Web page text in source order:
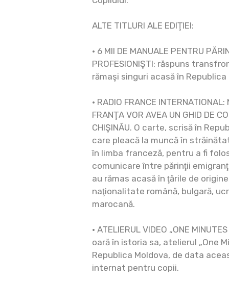
ALTE TITLURI ALE EDIŢIEI:
• 6 MII DE MANUALE PENTRU
PROFESIONIŞTI: răspuns
rămaşi singuri acasă în
• RADIO FRANCE
FRANŢA VOR AVEA UN GHID DE
CHIŞINĂU. O carte, scrisă în
care pleacă la muncă în
în limba franceză, pentru a fi
comunicare între părinţii
au rămas acasă în ţările de
naţionalitate română, bulgară,
marocană.
• ATELIERUL VIDEO „ONE
oară în istoria sa, atelierul „One
Republica Moldova, de data
internat pentru copii.